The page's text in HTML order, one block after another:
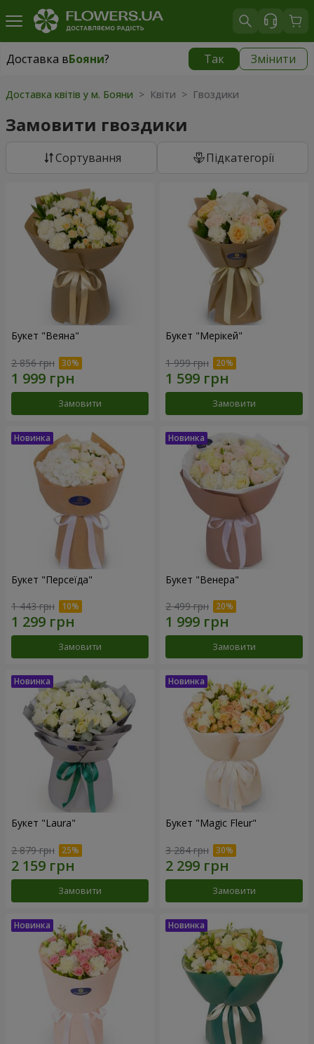
Доставка вБояни? Так Змінити
Доставка вБояни
Доставка квітів у м. Бояни > Квіти > Гвоздики
Замовити гвоздики
Сортування Підкатегорії
Букет "Веяна"
2 856 грн
Замовити
Букет "Мерікей"
1 999 грн
Замовити
Букет "Персеїда"
1 443 грн
Замовити
Букет "Венера"
2 499 грн
Замовити
Букет "Laura"
2 879 грн
Замовити
Букет "Magic Fleur"
3 284 грн
Замовити